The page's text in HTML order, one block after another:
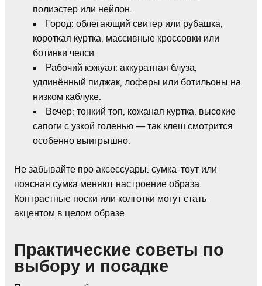
полиэстер или нейлон.
Город: облегающий свитер или рубашка,
короткая куртка, массивные кроссовки или
ботинки челси.
Рабочий кэжуал: аккуратная блуза,
удлинённый пиджак, лоферы или ботильоны на
низком каблуке.
Вечер: тонкий топ, кожаная куртка, высокие
сапоги с узкой голенью — так клеш смотрится
особенно выигрышно.
Не забывайте про аксессуары: сумка-тоут или
поясная сумка меняют настроение образа.
Контрастные носки или колготки могут стать
акцентом в целом образе.
Практические советы по
выбору и посадке